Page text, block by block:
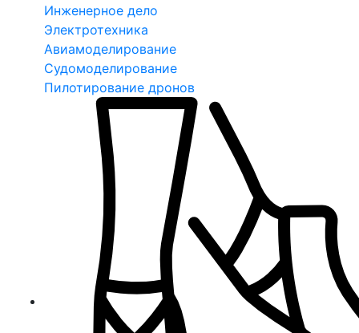
Инженерное дело
Электротехника
Авиамоделирование
Судомоделирование
Пилотирование дронов